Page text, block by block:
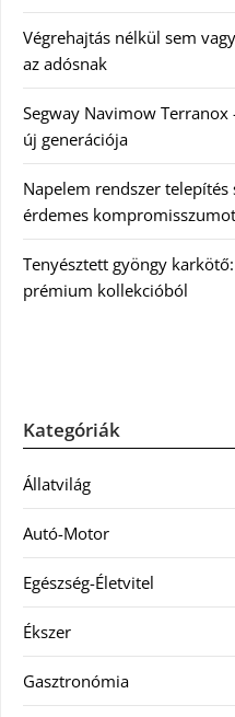
Végrehajtás nélkül sem
az adósnak
Segway Navimow
új generációja
Napelem rendszer
érdemes
Tenyésztett gyöngy
prémium kollekcióból
Kategóriák
Állatvilág
Autó-Motor
Egészség-Életvitel
Ékszer
Gasztronómia